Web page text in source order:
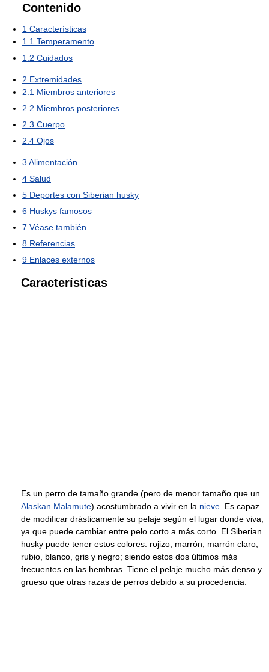
Contenido
1 Características
1.1 Temperamento
1.2 Cuidados
2 Extremidades
2.1 Miembros anteriores
2.2 Miembros posteriores
2.3 Cuerpo
2.4 Ojos
3 Alimentación
4 Salud
5 Deportes con Siberian husky
6 Huskys famosos
7 Véase también
8 Referencias
9 Enlaces externos
Características
Es un perro de tamaño grande (pero de menor tamaño que un
Alaskan Malamute) acostumbrado a vivir en la nieve . Es capaz
de modificar drásticamente su pelaje según el lugar donde viva,
ya que puede cambiar entre pelo corto a más corto. El Siberian
husky puede tener estos colores: rojizo, marrón, marrón claro,
rubio, blanco, gris y negro; siendo estos dos últimos más
frecuentes en las hembras. Tiene el pelaje mucho más denso y
grueso que otras razas de perros debido a su procedencia.